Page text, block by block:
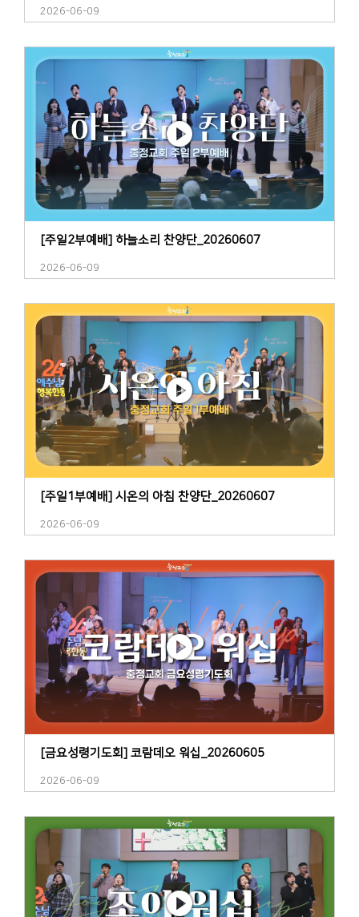
2026-06-09
[주일2부예배] 하늘소리 찬양단_20260607
2026-06-09
[주일1부예배] 시온의 아침 찬양단_20260607
2026-06-09
[금요성령기도회] 코람데오 워십_20260605
2026-06-09